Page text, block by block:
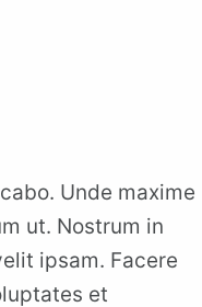
Unde maxime
ut. Nostrum in
ipsam. Facere
et